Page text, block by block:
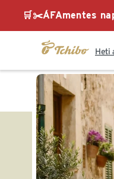
🛒✂️ÁFAmentes
Heti